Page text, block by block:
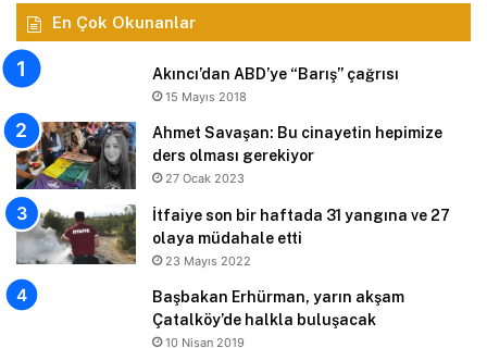
En Çok Okunanlar
Akıncı’dan ABD’ye “Barış” çağrısı
15 Mayıs 2018
Ahmet Savaşan: Bu cinayetin hepimize
ders olması gerekiyor
27 Ocak 2023
İtfaiye son bir haftada 31 yangına ve 27
olaya müdahale etti
23 Mayıs 2022
Başbakan Erhürman, yarın akşam
Çatalköy’de halkla buluşacak
10 Nisan 2019